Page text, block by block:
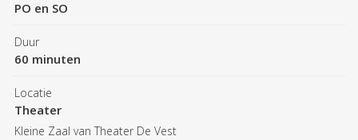
PO en SO
Duur
60 minuten
Locatie
Theater
Kleine Zaal van Theater De Vest